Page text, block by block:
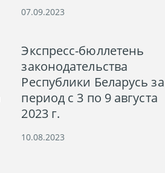
07.09.2023
Экспресс-бюллетень
законодательства
Республики Беларусь за
период с 3 по 9 августа
2023 г.
10.08.2023